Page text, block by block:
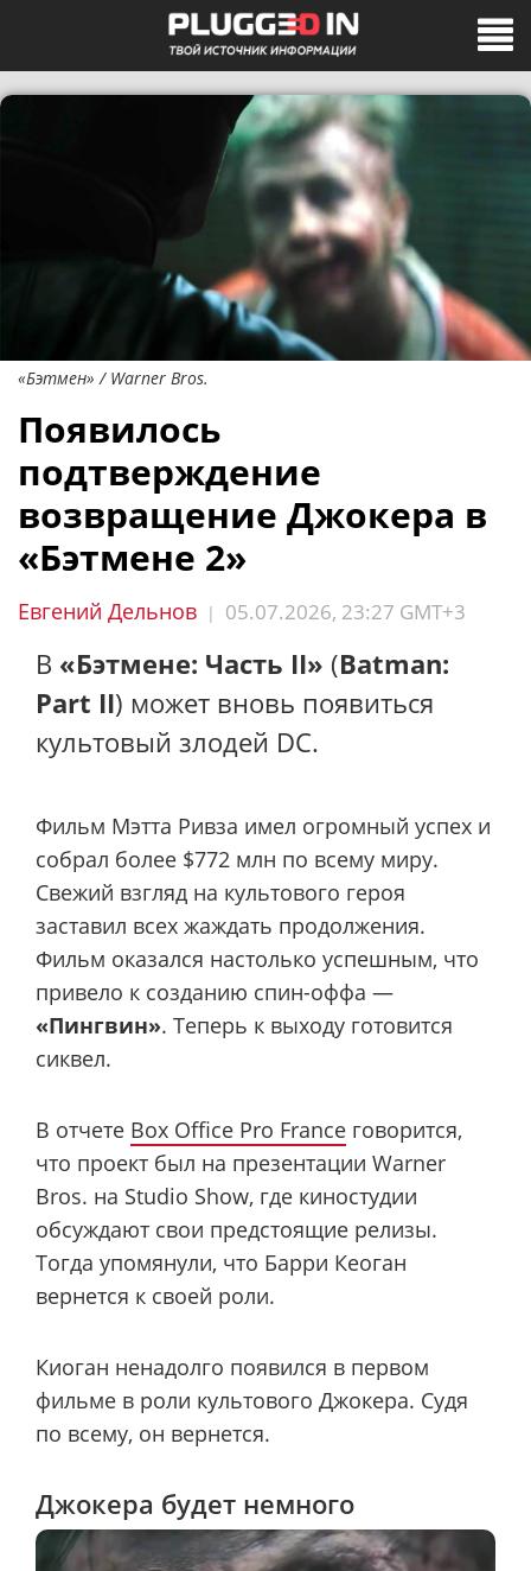
«Бэтмен» / Warner Bros.
Появилось
подтверждение
возвращение Джокера в
«Бэтмене 2»
Евгений Дельнов | 05.07.2026, 23:27 GMT+3
В «Бэтмене: Часть II» (Batman:
Part II) может вновь появиться
культовый злодей DC.
Фильм Мэтта Ривза имел огромный успех и
собрал более $772 млн по всему миру.
Свежий взгляд на культового героя
заставил всех жаждать продолжения.
Фильм оказался настолько успешным, что
привело к созданию спин-оффа —
«Пингвин». Теперь к выходу готовится
сиквел.
В отчете Box Office Pro France говорится,
что проект был на презентации Warner
Bros. на Studio Show, где киностудии
обсуждают свои предстоящие релизы.
Тогда упомянули, что Барри Кеоган
вернется к своей роли.
Киоган ненадолго появился в первом
фильме в роли культового Джокера. Судя
по всему, он вернется.
Джокера будет немного